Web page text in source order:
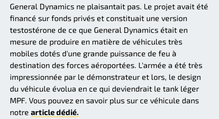
General Dynamics ne plaisantait pas. Le projet avait été
financé sur fonds privés et constituait une version
testostérone de ce que General Dynamics était en
mesure de produire en matière de véhicules très
mobiles dotés d'une grande puissance de feu à
destination des forces aéroportées. L'armée a été très
impressionnée par le démonstrateur et lors, le design
du véhicule évolua en ce qui deviendrait le tank léger
MPF. Vous pouvez en savoir plus sur ce véhicule dans
notre article dédié.